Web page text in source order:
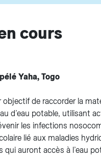
cours
Yaha, Togo
de raccorder la
d’eau potable, utilisant
les infections
lié aux maladies
qui auront accès à l’eau